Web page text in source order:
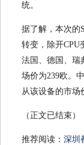
统。
据了解，本次的
转变，除开CPU
法国、德国、瑞
场价为239欧。
从该设备的市场
（正文已结束）
推荐阅读： 深圳